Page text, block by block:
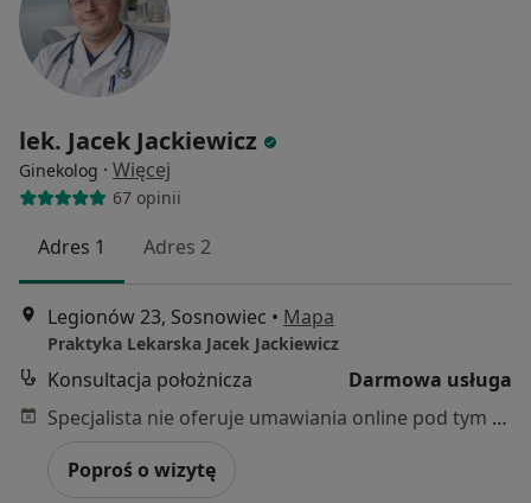
lek. Jacek Jackiewicz
Ginekolog · Więcej
67 opinii
Adres 1 Adres 2
Legionów 23, Sosnowiec • Mapa
Praktyka Lekarska Jacek Jackiewicz
Konsultacja położnicza
Darmowa usługa
Specjalista nie oferuje umawiania online pod tym adresem.
Poproś o wizytę